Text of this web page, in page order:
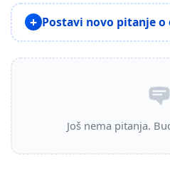
Postavi novo pitanje o
Još nema pitanja.